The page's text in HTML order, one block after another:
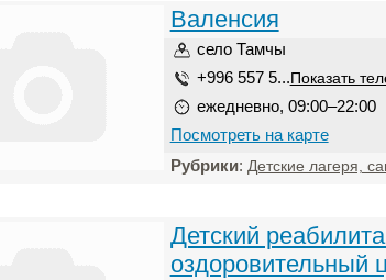
Валенсия
село Тамчы
+996 557 5... Показать
ежедневно, 09:00–22:00
Посмотреть на карте
Рубрики: Детские лагеря,
Детский
оздоровительный